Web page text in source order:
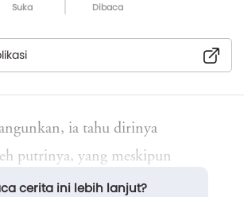
Suka
Dibaca
ia tahu dirinya
putrinya, yang meskipun
nampaknya masa depannya
cerita ini lebih lanjut?